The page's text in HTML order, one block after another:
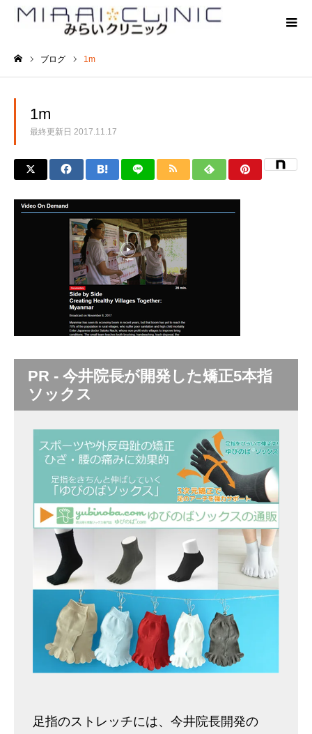
ブログ 1m
1m
最終更新日 2017.11.17
PR - 今井院長が開発した矯正5本指
ソックス
足指のストレッチには、今井院長開発の